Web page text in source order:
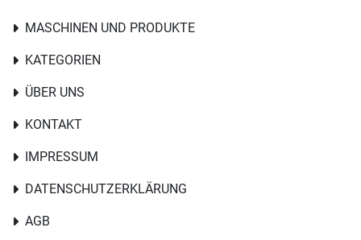
MASCHINEN UND PRODUKTE
KATEGORIEN
ÜBER UNS
KONTAKT
IMPRESSUM
DATENSCHUTZERKLÄRUNG
AGB